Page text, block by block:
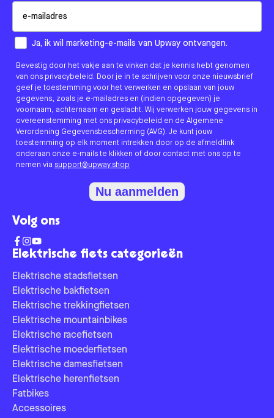
Elektrische fiets categorieën
Elektrische stadsfietsen
Elektrische bakfietsen
Elektrische trekkingfietsen
Elektrische mountainbikes
Elektrische racefietsen
Elektrische moederfietsen
Elektrische damesfietsen
Elektrische herenfietsen
Fatbikes
Accessoires
How would you like to hear from us?
Ja, ik wil marketing-e-mails van Upway ontvangen.
Bevestig door het vakje aan te vinken dat je kennis hebt genomen
van ons privacybeleid. Door je in te schrijven voor onze nieuwsbrief
geef je toestemming voor het verwerken en opslaan van jouw
gegevens, zoals je e-mailadres en (indien opgegeven) je
voornaam, achternaam en geslacht. Wij verwerken jouw gegevens in
overeenstemming met ons privacybeleid en de Algemene
Verordening Gegevensbescherming (AVG). Je kunt jouw
toestemming op elk moment intrekken door op de afmeldlink
onderaan onze e-mails te klikken of door contact met ons op te
nemen via support@upway.shop
Nu aanmelden
Volg ons